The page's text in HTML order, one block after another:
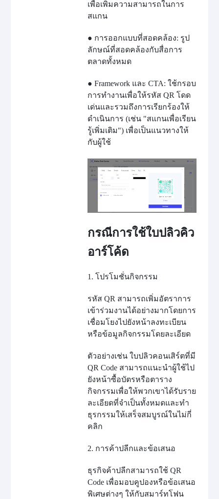
เพื่อเพิ่มความสามารถในการ
สแกน
● การออกแบบที่สอดคล้อง: รูป
ลักษณ์ที่สอดคล้องกับสื่อการ
ตลาดทั้งหมด
● Framework และ CTA: ใช้กรอบ
การทำงานเพื่อให้รหัส QR โดด
เด่นและรวมถึงการเรียกร้องให้
ดำเนินการ (เช่น "สแกนเพื่อเรียน
รู้เพิ่มเติม") เพื่อเป็นแนวทางให้
กับผู้ใช้
กรณีการใช้ใบปลิวคิว
อาร์โค้ด
1. โปรโมชั่นกิจกรรม
รหัส QR สามารถเพิ่มอัตราการ
เข้าร่วมงานได้อย่างมากโดยการ
เชื่อมโยงไปยังหน้าลงทะเบียน
หรือข้อมูลกิจกรรมโดยละเอียด
ตัวอย่างเช่น ใบปลิวคอนเสิร์ตที่มี
QR Code สามารถแนะนำผู้ใช้ไป
ยังหน้าซื้อบัตรหรือตาราง
กิจกรรมเพื่อให้พวกเขาได้รับราย
ละเอียดที่จำเป็นทั้งหมดและทํา
ธุรกรรมให้เสร็จสมบูรณ์ในไม่กี่
คลิก
2. การค้าปลีกและข้อเสนอ
ธุรกิจค้าปลีกสามารถใช้ QR
Code เพื่อมอบคูปองหรือข้อเสนอ
พิเศษต่างๆ ให้กับสมาร์ทโฟน